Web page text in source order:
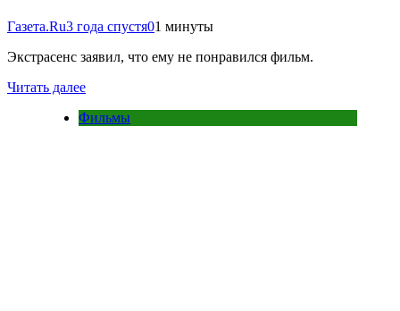
Газета.Ru3 года спустя01 минуты
Экстрасенс заявил, что ему не понравился фильм.
Читать далее
Фильмы